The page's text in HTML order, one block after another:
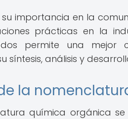
importancia en la
prácticas en la
permite una mejor
síntesis, análisis y
la
química orgánica